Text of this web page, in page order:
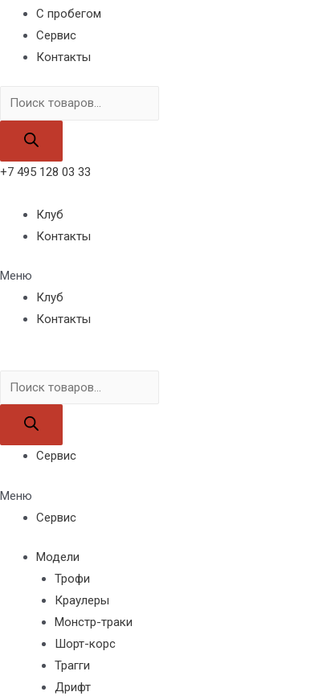
С пробегом
Сервис
Контакты
Поиск
товаров
+7 495 128 03 33
Клуб
Контакты
Меню
Клуб
Контакты
Поиск
товаров
Сервис
Меню
Сервис
Модели
Трофи
Краулеры
Монстр-траки
Шорт-корс
Трагги
Дрифт